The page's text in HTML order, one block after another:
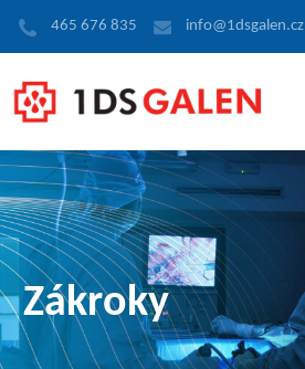
465 676 835 info@1dsgalen.cz
Zákroky